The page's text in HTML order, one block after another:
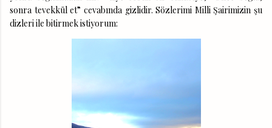
sonra tevekkül et” cevabında gizlidir. Sözlerimi Milli Şairimizin şu
dizleri ile bitirmek istiyorum: